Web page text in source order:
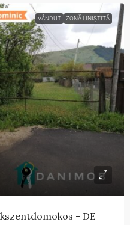
VÂNDUT ZONĂ LINIȘTITĂ
- DE